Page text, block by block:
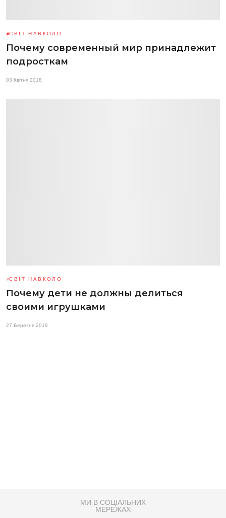
СВІТ НАВКОЛО
Почему современный мир принадлежит
подросткам
03 Квітня 2018
СВІТ НАВКОЛО
Почему дети не должны делиться
своими игрушками
27 Березня 2018
МИ В СОЦІАЛЬНИХ
МЕРЕЖАХ